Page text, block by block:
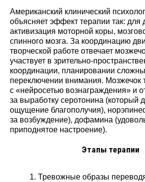
Американский клинический
объясняет эффект терапии так:
активизация моторной коры,
спинного мозга. За координацию
творческой работе отвечает
участвует в зрительно-
координации, планировании
переключении внимания. Мозжечок
с «нейросетью вознаграждения» и
за выработку серотонина (который
ощущение благополучия),
за возбуждение), дофамина
приподнятое настроение).
Этапы терапии
Тревожные образы